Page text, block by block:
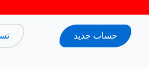
حساب جديد